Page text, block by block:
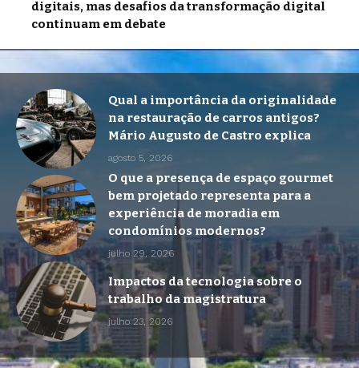
digitais, mas desafios da transformação digital
continuam em debate
Qual a importância da originalidade
na restauração de carros antigos?
Mário Augusto de Castro explica
agosto 5, 2026
O que a presença de espaço gourmet
bem projetado representa para a
experiência de moradia em
condomínios modernos?
julho 29, 2026
Impactos da tecnologia sobre o
trabalho da magistratura
julho 23, 2026